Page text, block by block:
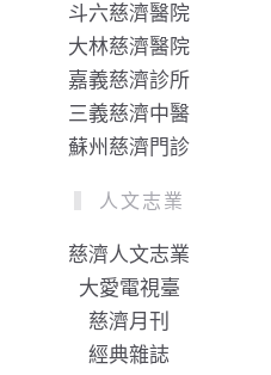
斗六慈濟醫院
大林慈濟醫院
嘉義慈濟診所
三義慈濟中醫
蘇州慈濟門診
人文志業
慈濟人文志業
大愛電視臺
慈濟月刊
經典雜誌